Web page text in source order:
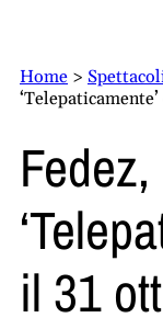
Home >
il 31